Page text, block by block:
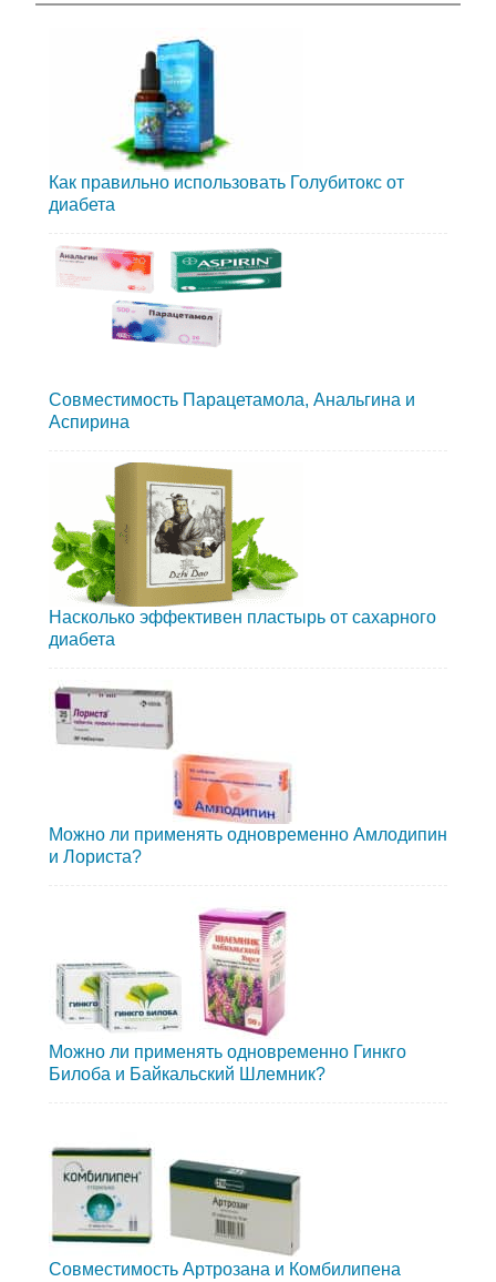
Как правильно использовать Голубитокс от
диабета
Совместимость Парацетамола, Анальгина и
Аспирина
Насколько эффективен пластырь от сахарного
диабета
Можно ли применять одновременно Амлодипин
и Лориста?
Можно ли применять одновременно Гинкго
Билоба и Байкальский Шлемник?
Совместимость Артрозана и Комбилипена